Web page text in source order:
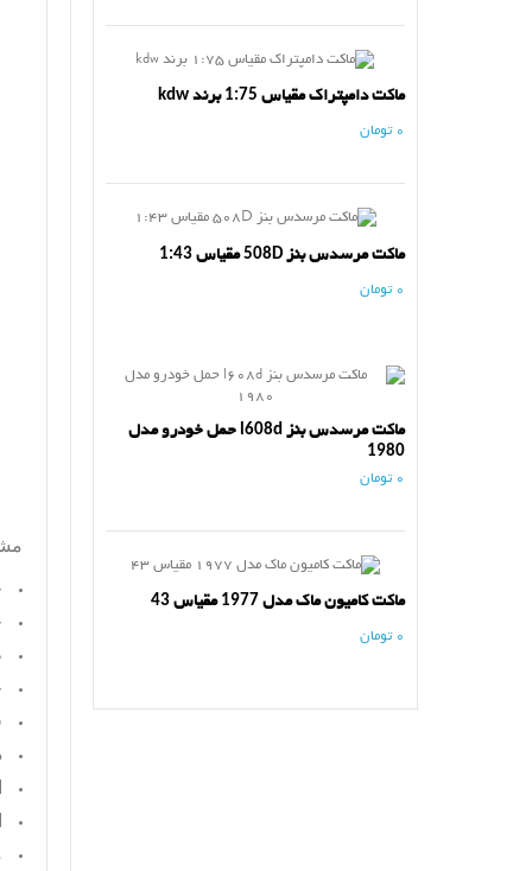
ماکت دامپتراک مقیاس 1:75 برند kdw
0 تومان
ماکت مرسدس بنز 508D مقیاس 1:43
0 تومان
ماکت مرسدس بنز l608d حمل خودرو مدل
1980
0 تومان
ماکت کامیون ماک مدل 1977 مقیاس 43
0 تومان